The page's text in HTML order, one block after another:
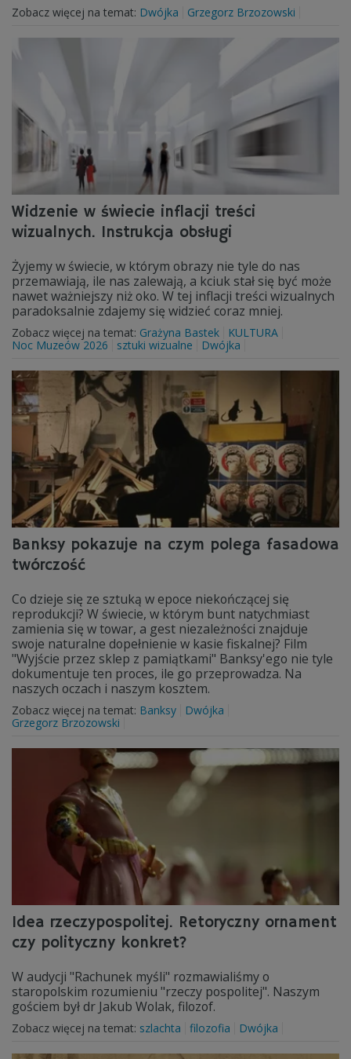
Zobacz więcej na temat: Dwójka Grzegorz Brzozowski
Widzenie w świecie inflacji treści
wizualnych. Instrukcja obsługi
Żyjemy w świecie, w którym obrazy nie tyle do nas
przemawiają, ile nas zalewają, a kciuk stał się być może
nawet ważniejszy niż oko. W tej inflacji treści wizualnych
paradoksalnie zdajemy się widzieć coraz mniej.
Zobacz więcej na temat: Grażyna Bastek
KULTURA
Noc Muzeów 2026
sztuki wizualne Dwójka
Banksy pokazuje na czym polega fasadowa
twórczość
Co dzieje się ze sztuką w epoce niekończącej się
reprodukcji? W świecie, w którym bunt natychmiast
zamienia się w towar, a gest niezależności znajduje
swoje naturalne dopełnienie w kasie fiskalnej? Film
"Wyjście przez sklep z pamiątkami" Banksy'ego nie tyle
dokumentuje ten proces, ile go przeprowadza. Na
naszych oczach i naszym kosztem.
Zobacz więcej na temat: Banksy
Dwójka
Grzegorz Brzozowski
Idea rzeczypospolitej. Retoryczny ornament
czy polityczny konkret?
W audycji "Rachunek myśli" rozmawialiśmy o
staropolskim rozumieniu "rzeczy pospolitej". Naszym
gościem był dr Jakub Wolak, filozof.
Zobacz więcej na temat: szlachta filozofia Dwójka